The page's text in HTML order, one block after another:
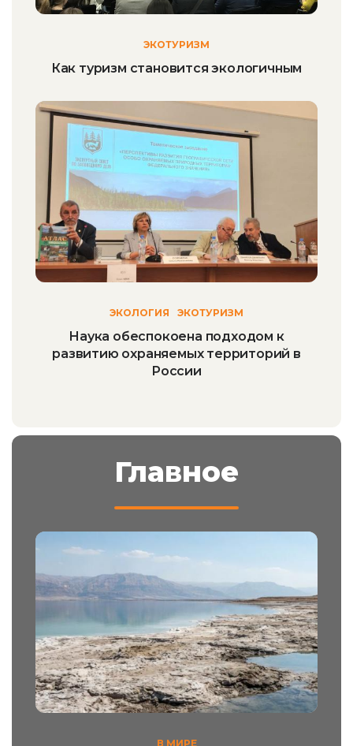
ЭКОТУРИЗМ
Как туризм становится экологичным
ЭКОЛОГИЯ ЭКОТУРИЗМ
Наука обеспокоена подходом к
развитию охраняемых территорий в
России
Главное
В МИРЕ